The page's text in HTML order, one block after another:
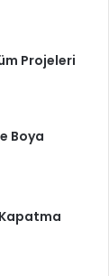
Projeleri
Boya
Kapatma